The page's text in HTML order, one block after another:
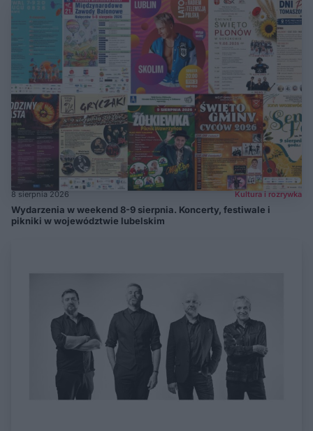
8 sierpnia 2026 Kultura i rozrywka
Wydarzenia w weekend 8-9 sierpnia. Koncerty, festiwale i
pikniki w województwie lubelskim